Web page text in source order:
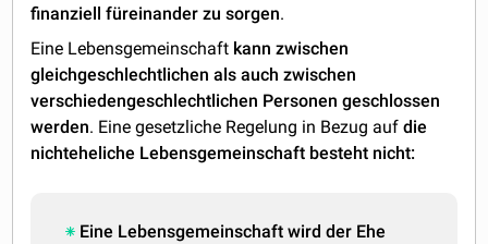
finanziell füreinander zu sorgen.
Eine Lebensgemeinschaft kann zwischen
gleichgeschlechtlichen als auch zwischen
verschiedengeschlechtlichen Personen geschlossen
werden. Eine gesetzliche Regelung in Bezug aufdie
nichteheliche Lebensgemeinschaft besteht nicht:
Eine Lebensgemeinschaft wird der Ehe